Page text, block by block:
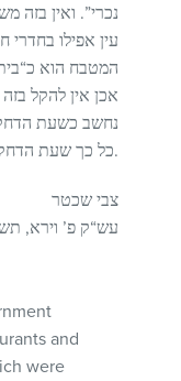
נכרי”. ואין
עין אפילו
המטבח הוא
אכן אין להקל
נחשב כשעת הדחק
כל כך שעת הדחק אין להקל אפילו בזה.
צבי שכטר
עש“ק פ’ וירא,
and
were